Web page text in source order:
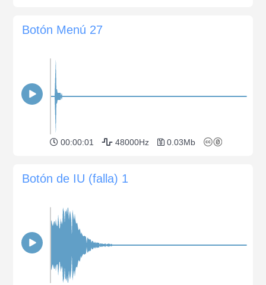
Botón Menú 27
00:00:01 48000Hz 0.03Mb
Botón de IU (falla) 1